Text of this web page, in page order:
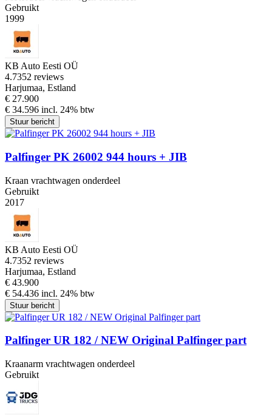
Gebruikt
1999
KB Auto Eesti OÜ
4.7352 reviews
Harjumaa, Estland
€ 27.900
€ 34.596 incl. 24% btw
Stuur bericht
Palfinger PK 26002 944 hours + JIB
Kraan vrachtwagen onderdeel
Gebruikt
2017
KB Auto Eesti OÜ
4.7352 reviews
Harjumaa, Estland
€ 43.900
€ 54.436 incl. 24% btw
Stuur bericht
Palfinger UR 182 / NEW Original Palfinger part
Kraanarm vrachtwagen onderdeel
Gebruikt